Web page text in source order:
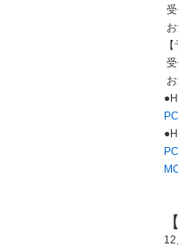
PC
PC